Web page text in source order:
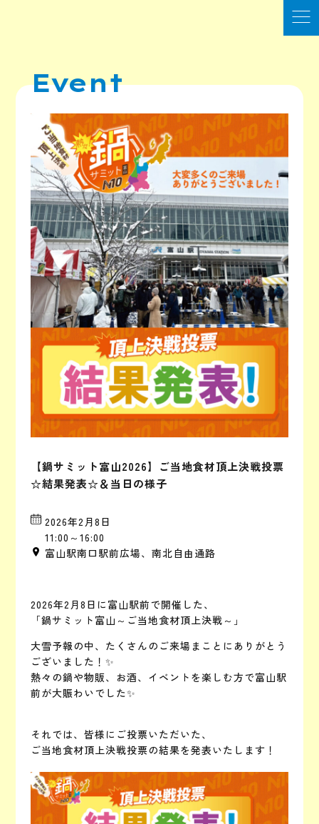
Event
【鍋サミット富山2026】ご当地食材頂上決戦投票
☆結果発表☆＆当日の様子
2026年2月8日
11:00～16:00
富山駅南口駅前広場、南北自由通路
2026年2月8日に富山駅前で開催した、
「鍋サミット富山～ご当地食材頂上決戦～」
大雪予報の中、たくさんのご来場まことにありがとう
ございました！✨
熱々の鍋や物販、お酒、イベントを楽しむ方で富山駅
前が大賑わいでした✨
それでは、皆様にご投票いただいた、
ご当地食材頂上決戦投票の結果を発表いたします！